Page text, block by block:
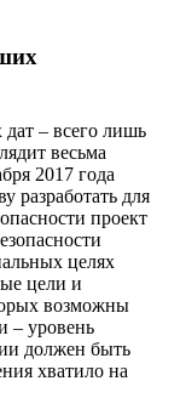
– всего лишь
весьма
2017 года
разработать для
проект
целях
цели и
возможны
– уровень
должен быть
хватило на